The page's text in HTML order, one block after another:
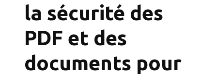
la sécurité des
PDF et des
documents pour